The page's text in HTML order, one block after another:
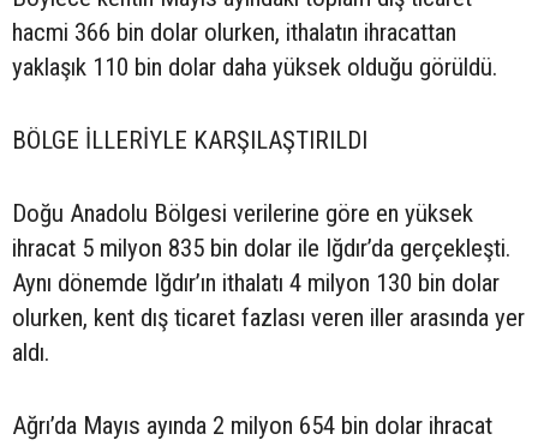
hacmi 366 bin dolar olurken, ithalatın ihracattan
yaklaşık 110 bin dolar daha yüksek olduğu görüldü.
BÖLGE İLLERİYLE KARŞILAŞTIRILDI
Doğu Anadolu Bölgesi verilerine göre en yüksek
ihracat 5 milyon 835 bin dolar ile Iğdır’da gerçekleşti.
Aynı dönemde Iğdır’ın ithalatı 4 milyon 130 bin dolar
olurken, kent dış ticaret fazlası veren iller arasında yer
aldı.
Ağrı’da Mayıs ayında 2 milyon 654 bin dolar ihracat